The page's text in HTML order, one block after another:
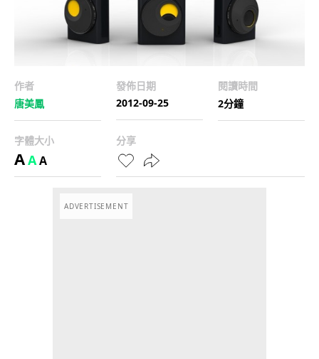
作者
唐美鳳
發佈日期
2012-09-25
閱讀時間
2分鐘
字體大小
AAA
分享
ADVERTISEMENT